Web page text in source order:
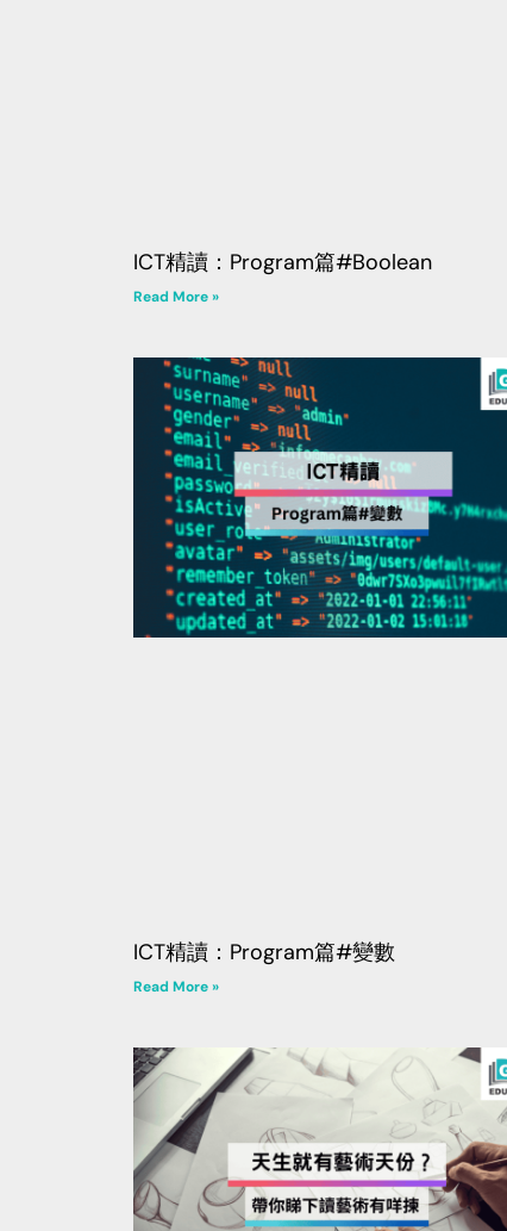
ICT精讀：Program篇#Boolean
Read More »
ICT精讀：Program篇#變數
Read More »